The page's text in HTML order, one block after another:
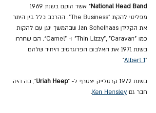
National Head Band
מפליטי להקת "The Business". ההרכב כלל בין היתר
את הקלידן Jan Schelhaas שבהמשך ינגן עם להקות
כמו "Thin Lizzy", "Caravan" ו- "Camel". הם שחררו
בשנת 1971 את האלבום הפרוגרסיב היחיד שלהם
"
Albert 1
"
בשנת 1972 קרסלייק יצטרף ל- " Uriah Heep", בה היה
חבר גם Ken Hensley
.